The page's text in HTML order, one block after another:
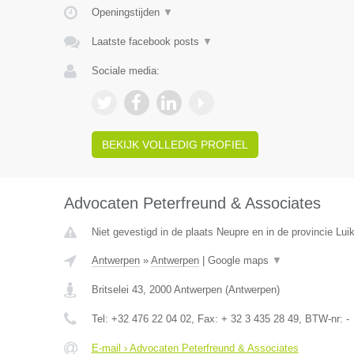
Openingstijden ▼
Laatste facebook posts ▼
Sociale media:
BEKIJK VOLLEDIG PROFIEL
Advocaten Peterfreund & Associates
Niet gevestigd in de plaats Neupre en in de provincie
Antwerpen» Antwerpen| Google maps ▼
Britselei 43, 2000 Antwerpen(Antwerpen)
Tel: +32 476 22 04 02, Fax: + 32 3 435 28 49, BTW-nr: -
E-mail › Advocaten Peterfreund & Associates